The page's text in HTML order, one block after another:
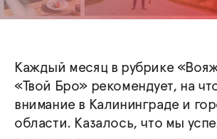
Каждый месяц в рубрике
«Твой Бро» рекомендует, на
внимание в Калининграде и
области. Казалось, что мы